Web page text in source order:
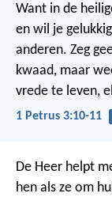
Want in de
en wil je
anderen. Zeg
kwaad, maar
vrede te leven,
1 Petrus 3:10-11
De Heer helpt
hen als ze om